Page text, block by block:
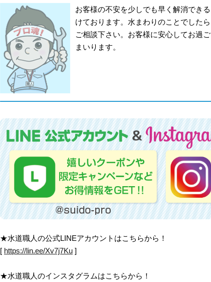
お客様の不安を少しでも早く解消でき
けております。水まわりのことでした
ご相談下さい。お客様に安心してお過
まいります。
★水道職人の公式LINEアカウントはこちらから！
[ https://lin.ee/Xv7j7Ku ]
★水道職人のインスタグラムはこちらから！